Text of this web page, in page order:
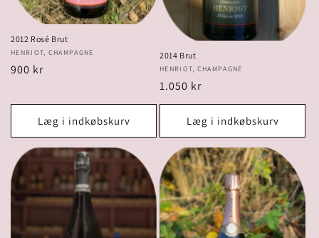
2012 Rosé Brut
Forhandler:
HENRIOT, CHAMPAGNE
Normalpris
900 kr
Læg i indkøbskurv
2014 Brut
Forhandler:
HENRIOT, CHAMPAGNE
Normalpris
1.050 kr
Læg i indkøbskurv